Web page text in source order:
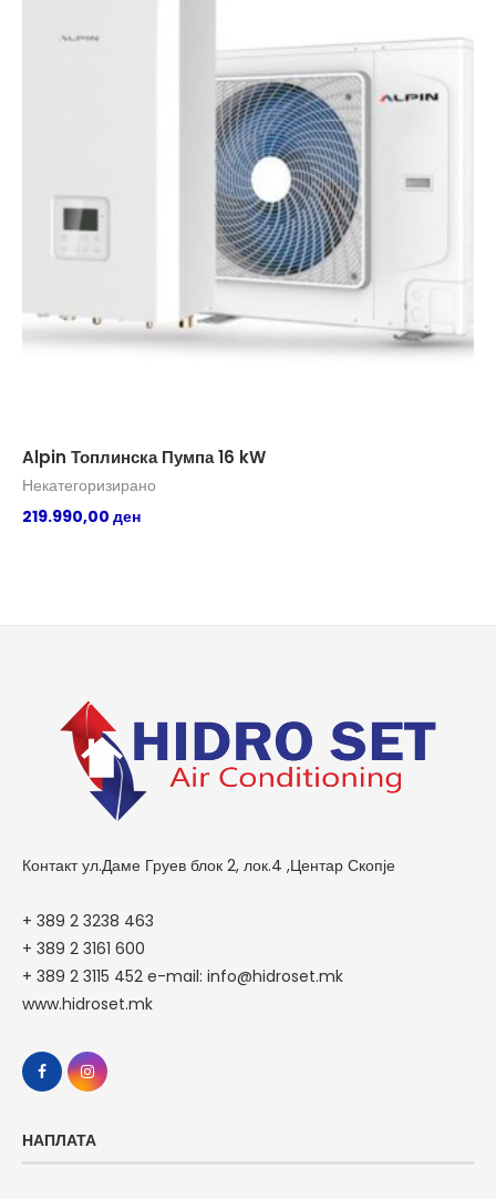
Alpin Топлинска Пумпа 16 kW
Некатегоризирано
219.990,00 ден
Контакт ул.Даме Груев блок 2, лок.4 ,Центар Скопје
+ 389 2 3238 463
+ 389 2 3161 600
+ 389 2 3115 452 e-mail: info@hidroset.mk
www.hidroset.mk
НАПЛАТА